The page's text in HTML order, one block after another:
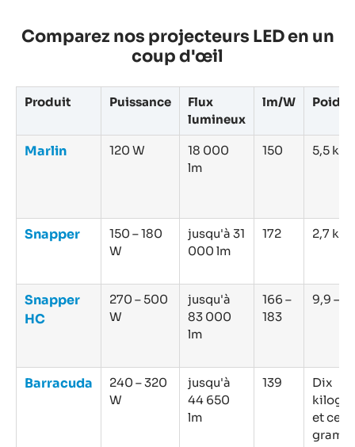
Comparez nos projecteurs LED en un
coup d'œil
Produit Puissance
Flux
lumineux
lm/W Poids
Marlin 120 W
18 000
lm
150 5,5 kg
Snapper
150 – 180
W
jusqu'à 31
000 lm
172 2,7 kg
Snapper
HC
270 – 500
W
jusqu'à
83 000
lm
166 –
183
9,9 –
Barracuda
240 – 320
W
jusqu'à
44 650
lm
139
Dix
et cent